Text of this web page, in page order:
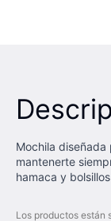
Mochila
mantenerte
hamaca y
Los productos están